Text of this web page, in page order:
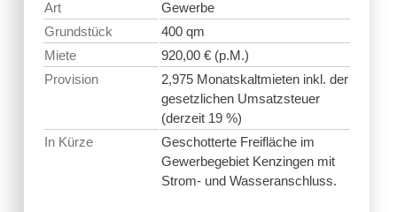
Art
Gewerbe
Grundstück
400 qm
Miete
920,00 € (p.M.)
Provision
2,975 Monatskaltmieten inkl. der
gesetzlichen Umsatzsteuer
(derzeit 19 %)
In Kürze
Geschotterte Freifläche im
Gewerbegebiet Kenzingen mit
Strom- und Wasseranschluss.